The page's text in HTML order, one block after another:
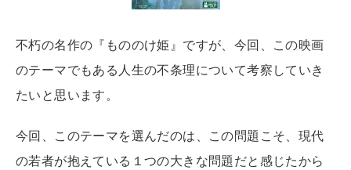
不朽の名作の『もののけ姫』ですが、今回、この映画
のテーマでもある人生の不条理について考察していき
たいと思います。
今回、このテーマを選んだのは、この問題こそ、現代
の若者が抱えている１つの大きな問題だと感じたから